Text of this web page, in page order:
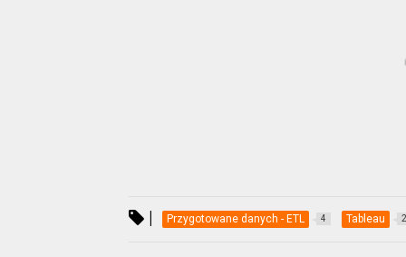
| Przygotowane danych - ETL 4 Tableau